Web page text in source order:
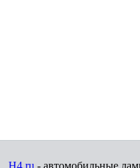
H4.ru - автомобильные